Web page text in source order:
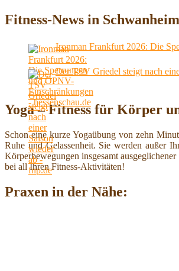
Fitness-News in Schwanheim
Ironman Frankfurt 2026: Die
Der TSV Griedel steigt nach
Yoga – Fitness für Körper
Schon eine kurze Yogaübung von zehn
Ruhe und Gelassenheit. Sie werden außer
Körperbewegungen insgesamt
bei all Ihren Fitness-Aktivitäten!
Praxen in der Nähe: